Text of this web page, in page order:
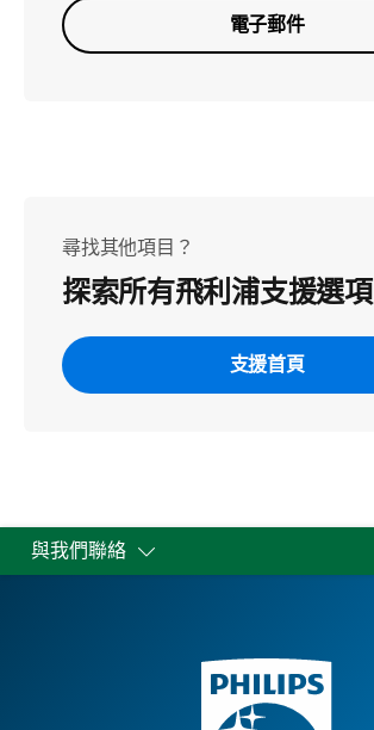
電子郵件
尋找其他項目？
探索所有飛利浦支援選項
支援首頁
與我們聯絡